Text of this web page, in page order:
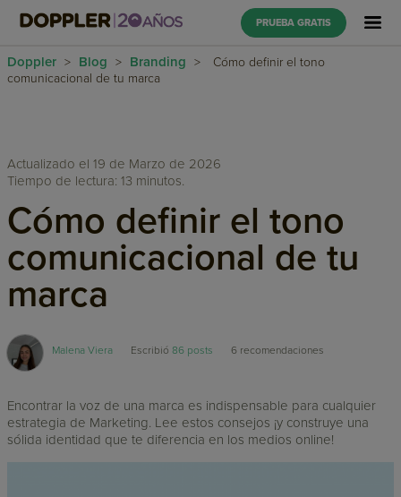
PRUEBA GRATIS
Doppler > Blog > Branding >
Cómo definir el tono
comunicacional de tu marca
Actualizado el 19 de Marzo de 2026
Tiempo de lectura: 13 minutos.
Cómo definir el tono
comunicacional de tu
marca
Malena Viera Escribió 86 posts 6 recomendaciones
Encontrar la voz de una marca es indispensable para cualquier
estrategia de Marketing. Lee estos consejos ¡y construye una
sólida identidad que te diferencia en los medios online!